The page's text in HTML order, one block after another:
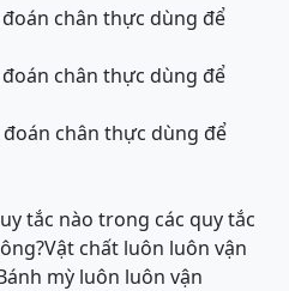
chân thực dùng để
chân thực dùng để
chân thực dùng để
tắc nào trong các quy tắc
chất luôn luôn vận
mỳ luôn luôn vận